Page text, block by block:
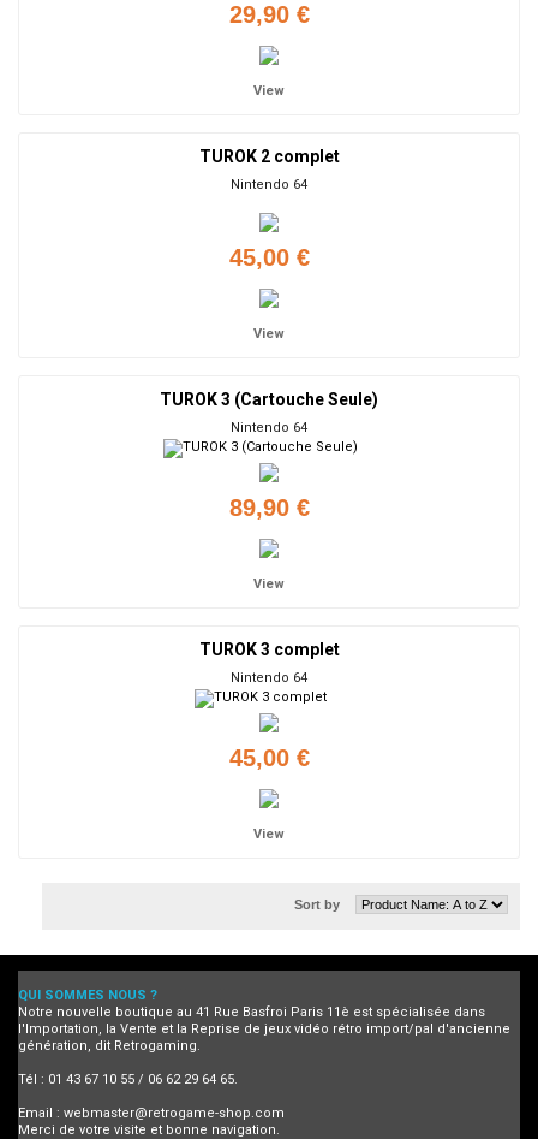
29,90 €
View
TUROK 2 complet
Nintendo 64
45,00 €
View
TUROK 3 (Cartouche Seule)
Nintendo 64
89,90 €
View
TUROK 3 complet
Nintendo 64
45,00 €
View
Sort by
QUI SOMMES NOUS ?
Notre nouvelle boutique au 41 Rue Basfroi Paris 11è est spécialisée dans
l'Importation, la Vente et la Reprise de jeux vidéo rétro import/pal d'ancienne
génération, dit Retrogaming.
Tél : 01 43 67 10 55 / 06 62 29 64 65.
Email : webmaster@retrogame-shop.com
Merci de votre visite et bonne navigation.